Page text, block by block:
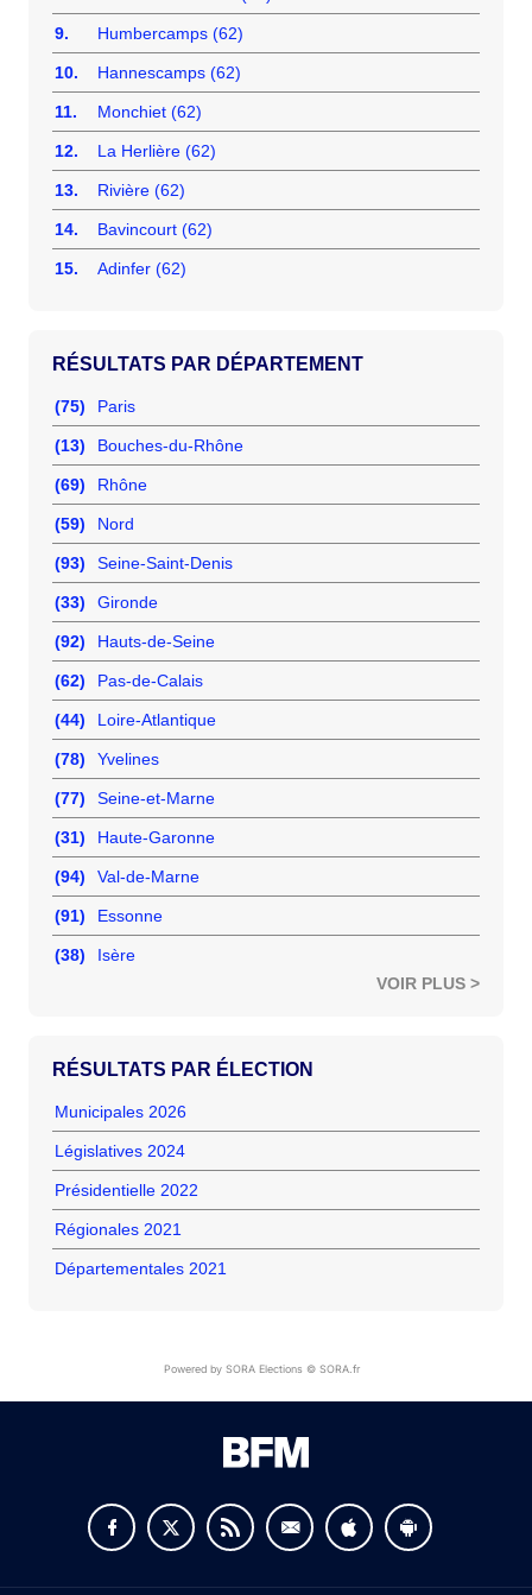
9. Humbercamps (62)
10. Hannescamps (62)
11. Monchiet (62)
12. La Herlière (62)
13. Rivière (62)
14. Bavincourt (62)
15. Adinfer (62)
RÉSULTATS PAR DÉPARTEMENT
(75) Paris
(13) Bouches-du-Rhône
(69) Rhône
(59) Nord
(93) Seine-Saint-Denis
(33) Gironde
(92) Hauts-de-Seine
(62) Pas-de-Calais
(44) Loire-Atlantique
(78) Yvelines
(77) Seine-et-Marne
(31) Haute-Garonne
(94) Val-de-Marne
(91) Essonne
(38)
Isère
VOIR PLUS >
RÉSULTATS PAR ÉLECTION
Municipales 2026
Législatives 2024
Présidentielle 2022
Régionales 2021
Départementales 2021
Powered by SORA Elections © SORA.fr